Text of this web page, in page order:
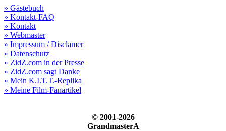
» Gästebuch
» Kontakt-FAQ
» Kontakt
» Webmaster
» Impressum / Disclamer
» Datenschutz
» ZidZ.com in der Presse
» ZidZ.com sagt Danke
» Mein K.I.T.T.-Replika
» Meine Film-Fanartikel
© 2001-2026
GrandmasterA